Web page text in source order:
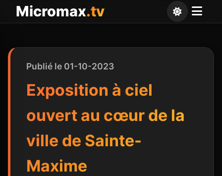
Micromax.tv
Publié le 01-10-2023
Exposition à ciel
ouvert au cœur de la
ville de Sainte-
Maxime
Panneau de gestion des cookies